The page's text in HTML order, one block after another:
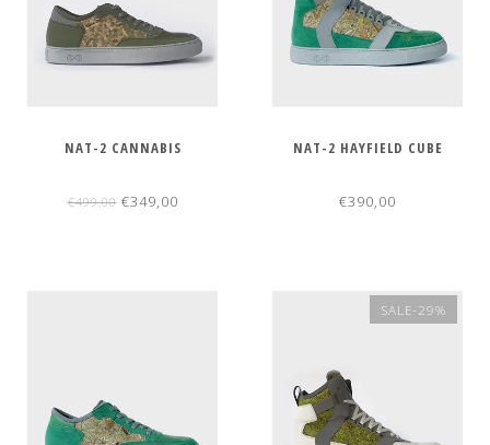
NAT-2 CANNABIS
€499,00€349,00
NAT-2 HAYFIELD CUBE
€390,00
SALE-29%